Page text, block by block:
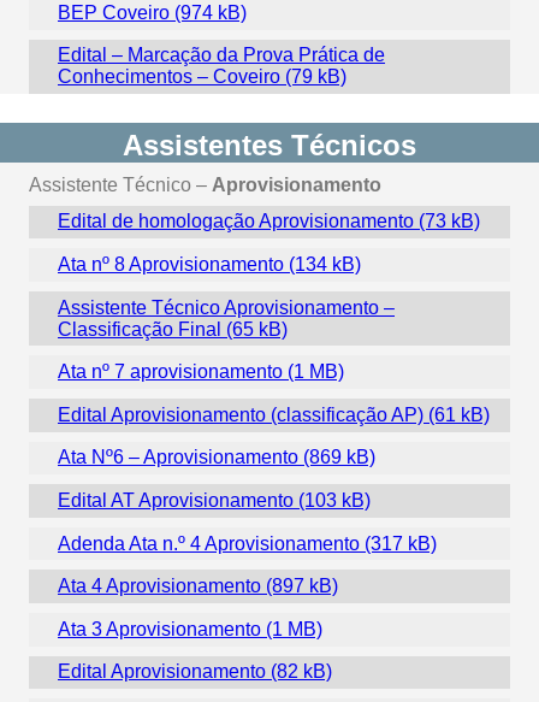
BEP Coveiro
Edital – Marcação da Prova Prática de
Conhecimentos – Coveiro
Assistentes Técnicos
Assistente Técnico – Aprovisionamento
Edital de homologação Aprovisionamento
Ata nº 8 Aprovisionamento
Assistente Técnico Aprovisionamento –
Classificação Final
Ata nº 7 aprovisionamento
Edital Aprovisionamento (classificação AP)
Ata Nº6 – Aprovisionamento
Edital AT Aprovisionamento
Adenda Ata n.º 4 Aprovisionamento
Ata 4 Aprovisionamento
Ata 3 Aprovisionamento
Edital Aprovisionamento